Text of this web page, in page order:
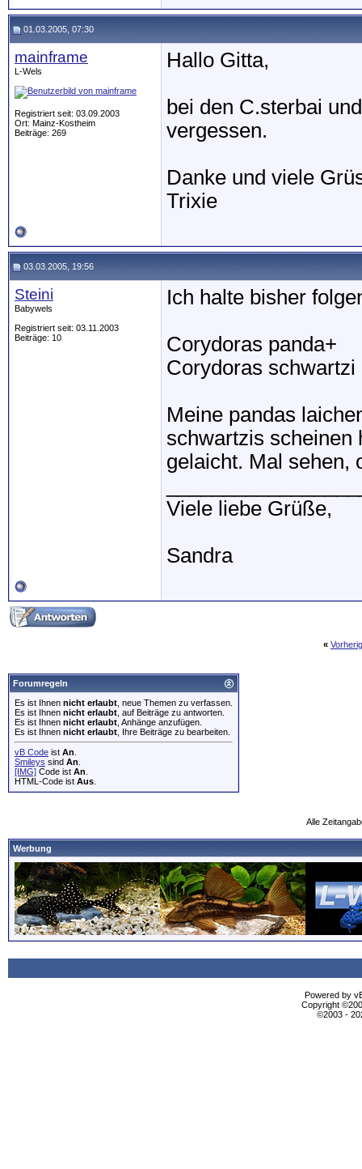
01.03.2005, 07:30
mainframe
L-Wels
Registriert seit: 03.09.2003
Ort: Mainz-Kostheim
Beiträge: 269
Hallo Gitta,
bei den C.sterbai
vergessen.
Danke und viele
Trixie
03.03.2005, 19:56
Steini
Babywels
Registriert seit: 03.11.2003
Beiträge: 10
Ich halte bisher
Corydoras panda+
Corydoras schwartzi
Meine pandas
schwartzis scheinen
gelaicht. Mal sehen,
Viele liebe Grüße,
Sandra
«
Forumregeln
Es ist Ihnen nicht erlaubt , neue Themen zu verfassen.
Es ist Ihnen nicht erlaubt , auf Beiträge zu antworten.
Es ist Ihnen nicht erlaubt , Anhänge anzufügen.
Es ist Ihnen nicht erlaubt , Ihre Beiträge zu bearbeiten.
vB Code ist An
Smileys sind An
[IMG] Code ist An
HTML-Code ist Aus
Alle
Werbung
Powered by
Copyright
©2003 -